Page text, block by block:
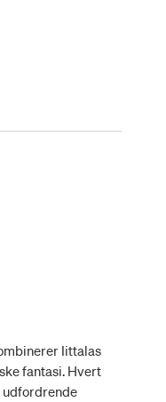
Iittalas
fantasi. Hvert
udfordrende